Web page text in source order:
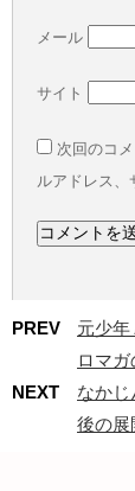
メール
サイト
次回のコ
ルアドレス、
PREV
元少
ロマ
NEXT
なか
後の展